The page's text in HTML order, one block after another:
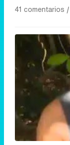
41 comentarios |